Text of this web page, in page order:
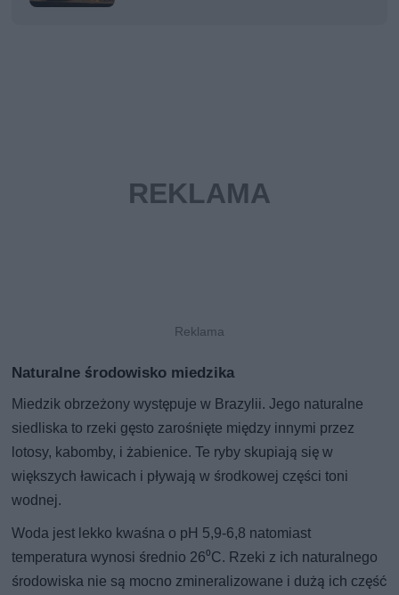
Naturalne środowisko miedzika
Miedzik obrzeżony występuje w Brazylii. Jego naturalne
siedliska to rzeki gęsto zarośnięte między innymi przez
lotosy, kabomby, i żabienice. Te ryby skupiają się w
większych ławicach i pływają w środkowej części toni
wodnej.
Woda jest lekko kwaśna o pH 5,9-6,8 natomiast
temperatura wynosi średnio 26⁰C. Rzeki z ich naturalnego
środowiska nie są mocno zmineralizowane i dużą ich część